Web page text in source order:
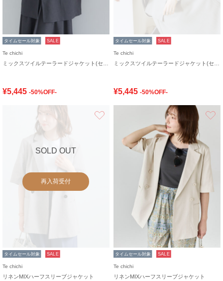
タイムセール対象 SALE
Te chichi
¥5,445 -50%OFF-
タイムセール対象 SALE
Te chichi
¥5,445 -50%OFF-
SOLD OUT
再入荷受付
タイムセール対象 SALE
Te chichi
リネンMIXハーフスリーブジャケット
タイムセール対象 SALE
Te chichi
リネンMIXハーフスリーブジャケット